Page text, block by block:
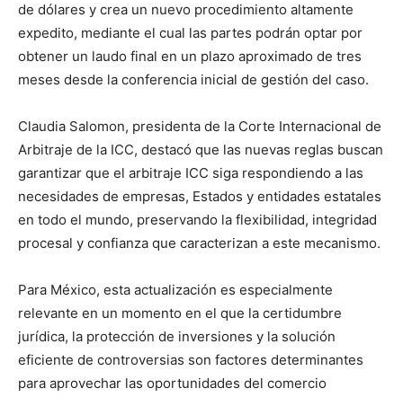
de dólares y crea un nuevo procedimiento altamente
expedito, mediante el cual las partes podrán optar por
obtener un laudo final en un plazo aproximado de tres
meses desde la conferencia inicial de gestión del caso.
Claudia Salomon, presidenta de la Corte Internacional de
Arbitraje de la ICC, destacó que las nuevas reglas buscan
garantizar que el arbitraje ICC siga respondiendo a las
necesidades de empresas, Estados y entidades estatales
en todo el mundo, preservando la flexibilidad, integridad
procesal y confianza que caracterizan a este mecanismo.
Para México, esta actualización es especialmente
relevante en un momento en el que la certidumbre
jurídica, la protección de inversiones y la solución
eficiente de controversias son factores determinantes
para aprovechar las oportunidades del comercio